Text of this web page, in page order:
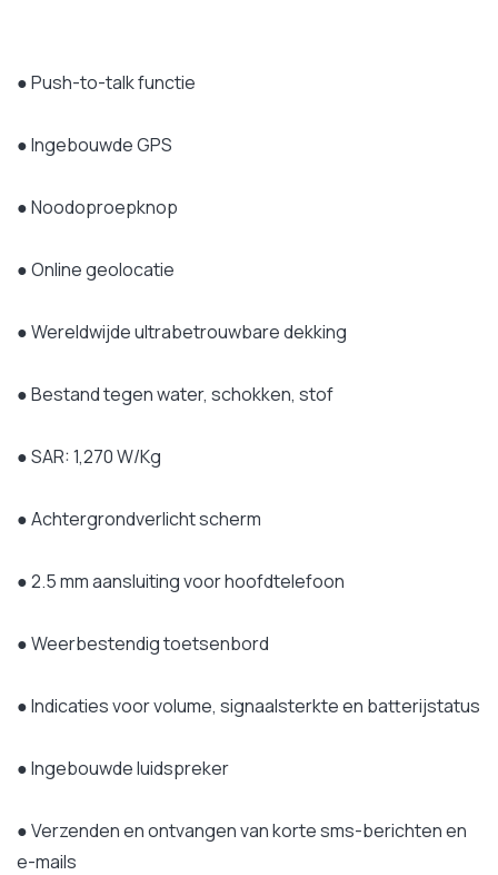
● Push-to-talk functie
● Ingebouwde GPS
● Noodoproepknop
● Online geolocatie
● Wereldwijde ultrabetrouwbare dekking
● Bestand tegen water, schokken, stof
● SAR: 1,270 W/Kg
● Achtergrondverlicht scherm
● 2.5 mm aansluiting voor hoofdtelefoon
● Weerbestendig toetsenbord
● Indicaties voor volume, signaalsterkte en batterijstatus
● Ingebouwde luidspreker
● Verzenden en ontvangen van korte sms-berichten en
e-mails